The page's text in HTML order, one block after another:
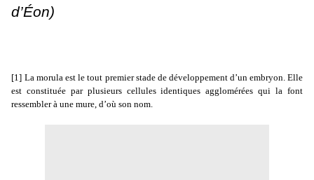
d’Éon)
[1] La morula est le tout premier stade de développement d’un embryon. Elle
est constituée par plusieurs cellules identiques agglomérées qui la font
ressembler à une mure, d’où son nom.